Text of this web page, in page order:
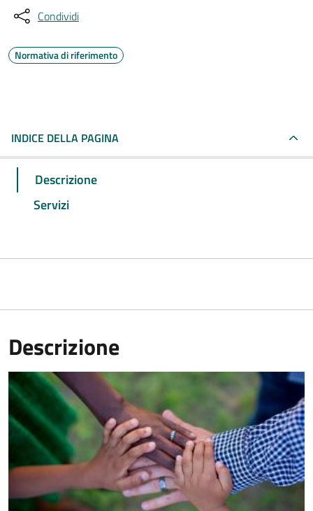
Condividi
Normativa di riferimento
INDICE DELLA PAGINA
Descrizione
Servizi
Descrizione